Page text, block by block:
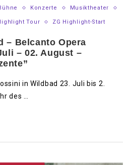
Konzerte Musiktheater
Tour ZG Highlight-Start
– Belcanto Opera
– 02. August –
in Wildbad 23. Juli bis 2.
des …